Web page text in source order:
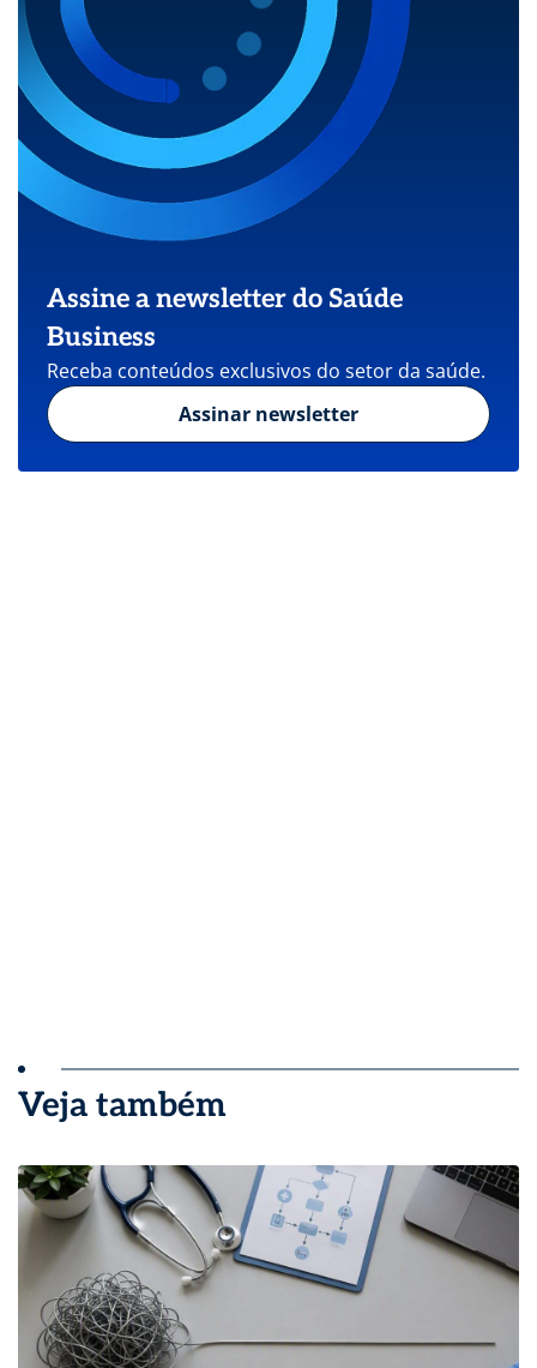
Assine a newsletter do Saúde
Business
Receba conteúdos exclusivos do setor da saúde.
Assinar newsletter
Veja também